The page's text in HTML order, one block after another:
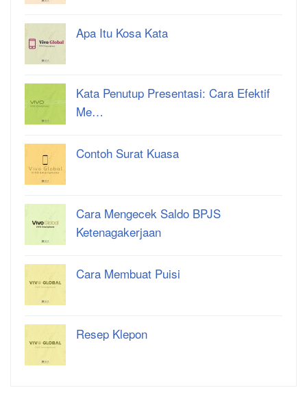
Apa Itu Kosa Kata
Kata Penutup Presentasi: Cara Efektif
Me…
Contoh Surat Kuasa
Cara Mengecek Saldo BPJS
Ketenagakerjaan
Cara Membuat Puisi
Resep Klepon